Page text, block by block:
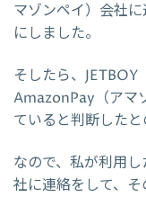
マゾンペイ）会社
にしました。
そしたら、
AmazonPay（アマ
ていると判断したと
なので、私が利用
社に連絡をして、